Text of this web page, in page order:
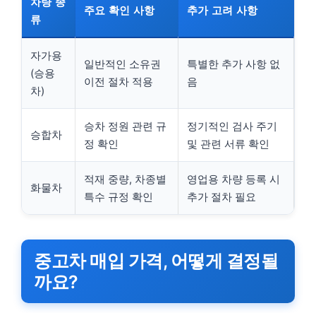
류
주요 확인 사항 추가 고려 사항
자가용
(승용
차)
일반적인 소유권
이전 절차 적용
특별한 추가 사항 없
음
승합차
승차 정원 관련 규
정 확인
정기적인 검사 주기
및 관련 서류 확인
화물차
적재 중량, 차종별
특수 규정 확인
영업용 차량 등록 시
추가 절차 필요
중고차 매입 가격, 어떻게 결정될
까요?